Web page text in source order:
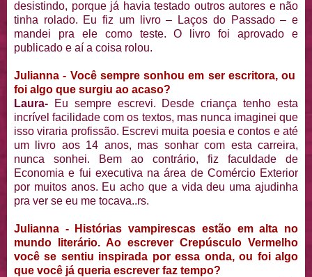
desistindo, porque já havia testado outros autores e não
tinha rolado. Eu fiz um livro – Laços do Passado – e
mandei pra ele como teste. O livro foi aprovado e
publicado e aí a coisa rolou.
Julianna - Você sempre sonhou em ser escritora, ou
foi algo que surgiu ao acaso?
Laura- Eu sempre escrevi. Desde criança tenho esta
incrível facilidade com os textos, mas nunca imaginei que
isso viraria profissão. Escrevi muita poesia e contos e até
um livro aos 14 anos, mas sonhar com esta carreira,
nunca sonhei. Bem ao contrário, fiz faculdade de
Economia e fui executiva na área de Comércio Exterior
por muitos anos. Eu acho que a vida deu uma ajudinha
pra ver se eu me tocava..rs.
Julianna - Histórias vampirescas estão em alta no
mundo literário. Ao escrever Crepúsculo Vermelho
você se sentiu inspirada por essa onda, ou foi algo
que você já queria escrever faz tempo?